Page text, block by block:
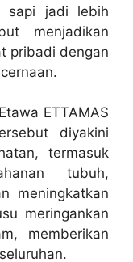
sapi jadi lebih
menjadikan
pribadi dengan
ETTAMAS
diyakini
termasuk
tubuh,
meningkatkan
meringankan
memberikan